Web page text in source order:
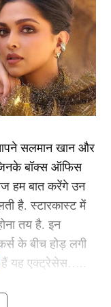
के बल्लेबाज को किया
गाली
सिराज इन दिनों
कैप अपने नाम पर
की गेंदबाजी का
था और 4 ओवर में
नाम किए।
पावर प्ले के अंतिम
आउट किया।
में हरप्रीत को नॉन
रन आउट कर
सलमान खान और
बॉक्स ऑफिस
हम बात करेंगे उन
है. स्टारकास्ट में
तय है. इन
के बीच होड़ लगी
हैं यह एक्ट्रेसेस…..